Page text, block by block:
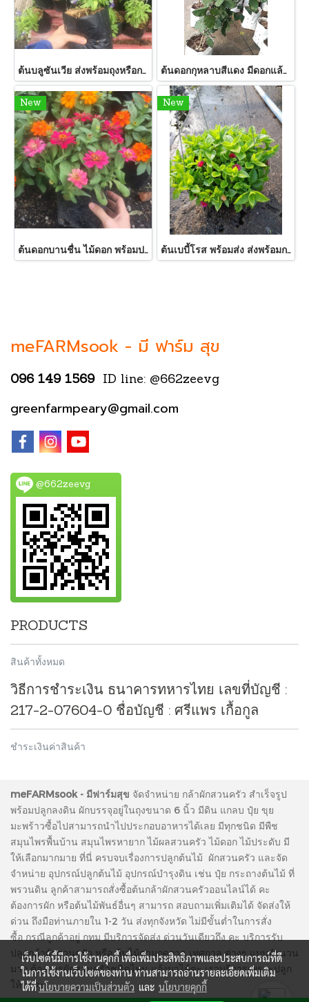
ต้นบลูซันเวีย ส่งพร้อมถุงหรือกระถางขนาด 6 นิ้วพร้อมปลูกลงดิน ต้นดอกกุหลาบสีแดง มีดอกแล้ว ดอกตูม พร้อมส่ง
New
ต้นดอกบานชื่น ไม้ดอก พร้อมปลูกลงดินส่งพร้อมถุงขนาด6นิ้ว พร้อมส่ง
New
ต้นเบบี้โรส พร้อมส่ง ส่งพร้อมกระถาง8นิ้ว ต้นไม้แห่งความรัก ต้นไม้มงคล
meFARMsook - มี ฟาร์ม สุข
096 149 1569 ID line: @662zeevg
greenfarmpeary@gmail.com
@662zeevg
PRODUCTS
สินค้าทั้งหมด
วิธีการชำระเงิน ธนาคารทหารไทย เลขที่บัญชี :
217-2-07604-0 ชื่อบัญชี : ศรีแพร เกื้อกูล
ชำระเงินค่าสินค้า
meFARMsook - มีฟาร์มสุข จัดจำหน่าย กล้าผักสวนครัว สำเร็จรูป
พร้อมปลูกลงดิน ผักบรรจุอยู่ในถุงขนาด 6 นิ้ว มีดิน แกลบ ปุ๋ย ขุย
มะพร้าวซื้อไปสามารถนำไปประกอบอาหารได้เลย มีทุกชนิด มีพืช
สมุนไพรพื้นบ้าน สมุนไพรหายาก ไม้ผลสวนครัว ไม้ดอก ไม้ประดับ มี
ให้เลือกมากมาย ที่นี่ ครบจบเรื่องการปลูกต้นไม้ ผักสวนครัว และจัด
จำหน่าย อุปกรณ์ปลูกต้นไม้ อุปกรณ์บำรุงดิน เช่น ปุ๋ย กระถางต้นไม้ ที่
พรวนดิน ลูกค้าสามารถสั่งซื้อต้นกล้าผักสวนครัวออนไลน์ได้ คะ
ต้องการผัก หรือต้นไม้พันธ์อื่นๆ สามารถ สอบถามเพิ่มเติมได้ จัดส่งให้
ด่วน ถึงมือท่านภายใน 1-2 วัน ส่งทุกจังหวัด ไม่มีขั้นต่ำในการสั่ง
ซื้อ กรณีลูกค้าอยู่ กทม มีบริการจัดส่ง ด่วนวันเดียวถึง คะ บริการรับ
ปลูกกล้าผักสวนครัว หรือ ต้นไม้ตามฤดูกาล เทศกาล ต่างๆ แบบจำนวน
มาก ต้องการผักสวนครัวชนิดไหน แจ้งมาได้คะ เราบริการเพราะปลูก
ให้นะคะ
เว็บไซต์นี้มีการใช้งานคุกกี้ เพื่อเพิ่มประสิทธิภาพและประสบการณ์ที่ดี
ในการใช้งานเว็บไซต์ของท่าน ท่านสามารถอ่านรายละเอียดเพิ่มเติม
ได้ที่นโยบายความเป็นส่วนตัว และ นโยบายคุกกี้